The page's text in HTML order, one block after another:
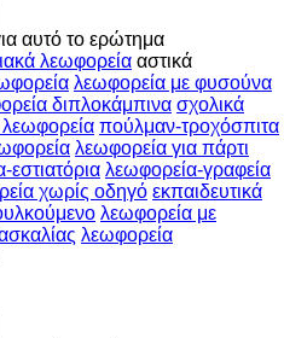
αυτό το ερώτημα
λεωφορεία αστικά
λεωφορεία με φυσούνα
διπλοκάμπινα σχολικά
λεωφορεία πούλμαν-τροχόσπιτα
λεωφορεία για πάρτι
εστιατόρια λεωφορεία-γραφεία
χωρίς οδηγό εκπαιδευτικά
λεωφορεία με
λεωφορεία